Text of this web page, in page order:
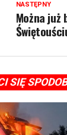
NASTĘPNY
Można już
SIĘ